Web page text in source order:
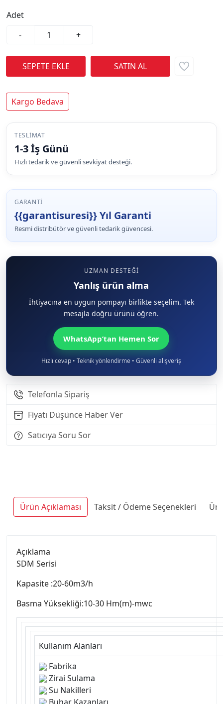
Adet
-
+
Kargo Bedava
TESLIMAT
1-3 İş Günü
Hızlı tedarik ve güvenli sevkiyat desteği.
GARANTI
{{garantisuresi}} Yıl Garanti
Resmi distribütör ve güvenli tedarik güvencesi.
UZMAN DESTEĞI
Yanlış ürün alma
İhtiyacına en uygun pompayı birlikte seçelim. Tek
mesajla doğru ürünü öğren.
WhatsApp’tan Hemen Sor
Hızlı cevap • Teknik yönlendirme • Güvenli alışveriş
Telefonla Sipariş
Fiyatı Düşünce Haber Ver
Satıcıya Soru Sor
Ürün Açıklaması Taksit / Ödeme Seçenekleri
Açıklama
SDM Serisi
Kapasite :20-60m3/h
Basma Yüksekliği:10-30 Hm(m)-mwc
Kullanım Alanları
Fabrika
Zirai Sulama
Su Nakilleri